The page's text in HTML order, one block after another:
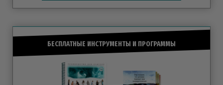
БЕСПЛАТНЫЕ ИНСТРУМЕНТЫ И ПРОГРАММЫ